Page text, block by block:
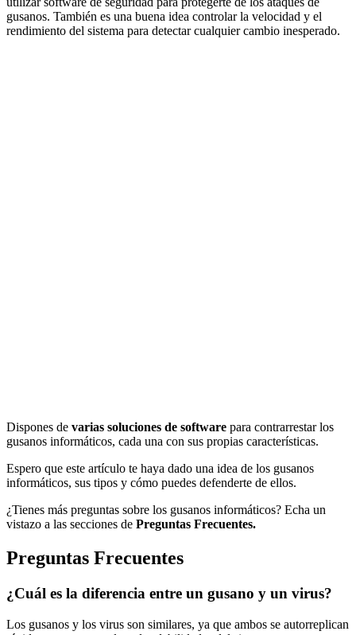
gusanos. También es una buena idea controlar la velocidad y el
rendimiento del sistema para detectar cualquier cambio inesperado.
Dispones de varias soluciones de software para contrarrestar los
gusanos informáticos, cada una con sus propias características.
Espero que este artículo te haya dado una idea de los gusanos
informáticos, sus tipos y cómo puedes defenderte de ellos.
¿Tienes más preguntas sobre los gusanos informáticos? Echa un
vistazo a las secciones de Preguntas Frecuentes.
Preguntas Frecuentes
¿Cuál es la diferencia entre un gusano y un virus?
Los gusanos y los virus son similares, ya que ambos se autorreplican